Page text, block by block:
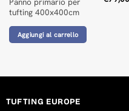
Primary Tufting Cloth
Rudolf Post
Rating: 5/5
linawth1
tufting 400x400cm
Aggiungi al carrello
TUFTING EUROPE